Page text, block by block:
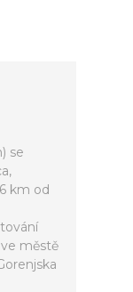
se
km od
městě